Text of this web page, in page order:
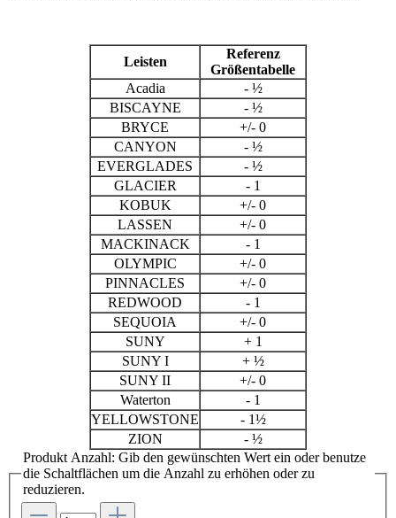
Leisten
Referenz
Größentabelle
Acadia
- ½
BISCAYNE
- ½
BRYCE
+/- 0
CANYON
- ½
EVERGLADES
- ½
GLACIER
- 1
KOBUK
+/- 0
LASSEN
+/- 0
MACKINACK
- 1
OLYMPIC
+/- 0
PINNACLES
+/- 0
REDWOOD
- 1
SEQUOIA
+/- 0
SUNY
+ 1
SUNY I
+ ½
SUNY II
+/- 0
Waterton
- 1
YELLOWSTONE
- 1½
ZION
- ½
Produkt Anzahl: Gib den gewünschten Wert ein oder benutze
die Schaltflächen um die Anzahl zu erhöhen oder zu
reduzieren.